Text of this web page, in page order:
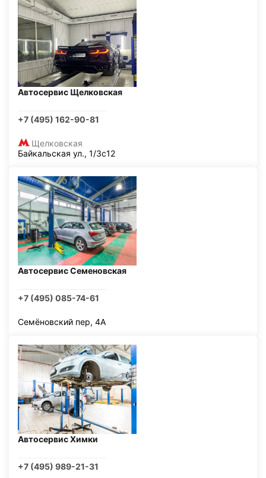
Автосервис Щелковская
+7 (495) 162-90-81
Щелковская
Байкальская ул., 1/3с12
Автосервис Семеновская
+7 (495) 085-74-61
Семёновский пер, 4А
Автосервис Химки
+7 (495) 989-21-31